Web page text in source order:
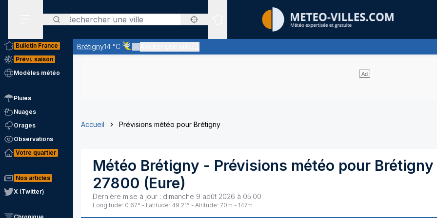
Rechercher
Sites expertis&eacute;s
Brétigny14 °C
Ciel voilé par des nuages d'altitude, ternissant plus ou moins l'éclat du soleil
Bulletin France
Prévi. saison
Modèles météo
Pluies
Nuages
Orages
Observations
Votre quartier
Nos articles
X (Twitter)
Accueil Prévisions météo pour Brétigny
Météo Brétigny - Prévisions météo pour Brétigny
27800 (Eure)
Dernière mise à jour : dimanche 9 août 2026 à 05:00
Longitude: 0.67° - Latitude: 49.21° - Altitude: 70m - 147m